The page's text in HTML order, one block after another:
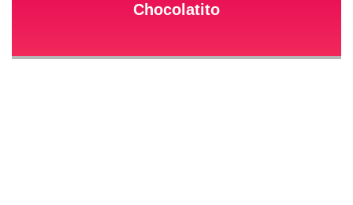
Chocolatito